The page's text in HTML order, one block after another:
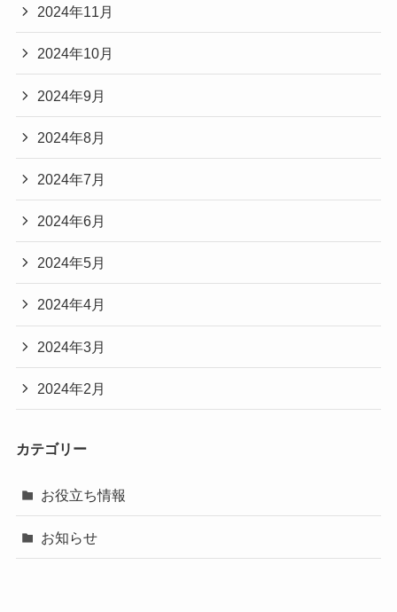
2024年11月
2024年10月
2024年9月
2024年8月
2024年7月
2024年6月
2024年5月
2024年4月
2024年3月
2024年2月
カテゴリー
お役立ち情報
お知らせ